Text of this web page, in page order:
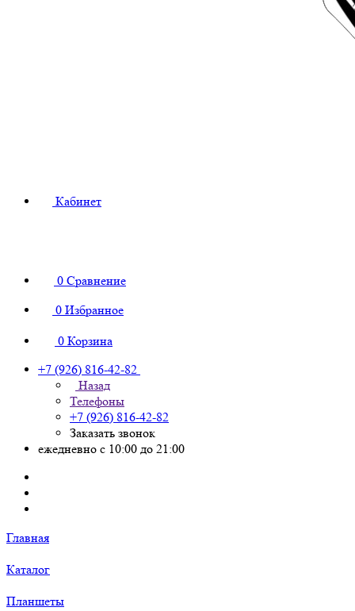
Кабинет
0 Сравнение
0 Избранное
0 Корзина
+7 (926) 816-42-82
Назад
Телефоны
+7 (926) 816-42-82
Заказать звонок
ежедневно с 10:00 до 21:00
Главная
Каталог
Планшеты